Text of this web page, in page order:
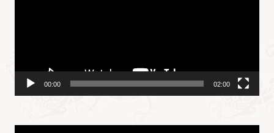
00:00 02:00